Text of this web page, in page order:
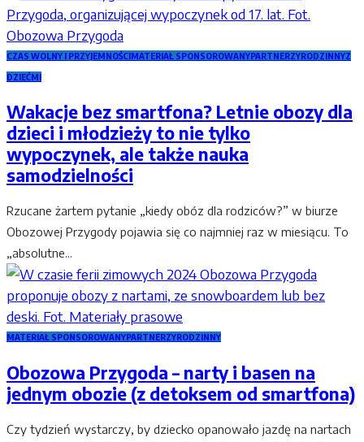
CZAS WOLNY I PRZYJEMNOŚCIMATERIAŁ SPONSOROWANYPARTNERZYRODZINNYZ
DZIEĆMI
Wakacje bez smartfona? Letnie obozy dla
dzieci i młodzieży to nie tylko
wypoczynek, ale także nauka
samodzielności
Rzucane żartem pytanie „kiedy obóz dla rodziców?” w biurze
Obozowej Przygody pojawia się co najmniej raz w miesiącu. To
„absolutne...
MATERIAŁ SPONSOROWANYPARTNERZYRODZINNY
Obozowa Przygoda – narty i basen na
jednym obozie (z detoksem od smartfona)
Czy tydzień wystarczy, by dziecko opanowało jazdę na nartach